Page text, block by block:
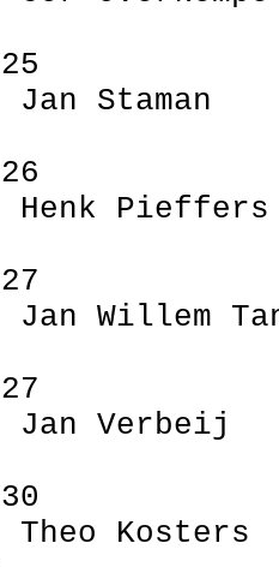
Jan Staman
Henk Pieffers
Jan Willem
Jan Verbeij
Theo Kosters